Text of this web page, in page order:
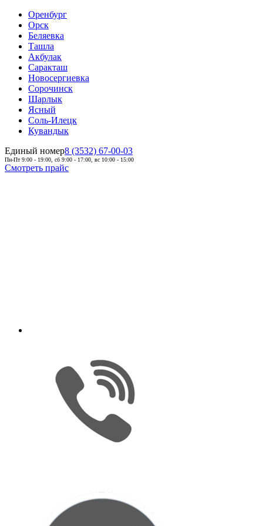
Оренбург
Орск
Беляевка
Ташла
Акбулак
Саракташ
Новосергиевка
Сорочинск
Шарлык
Ясный
Соль-Илецк
Кувандык
Единый номер8 (3532) 67-00-03
Пн-Пт 9:00 - 19:00, сб 9:00 - 17:00, вс 10:00 - 15:00
Смотреть прайс